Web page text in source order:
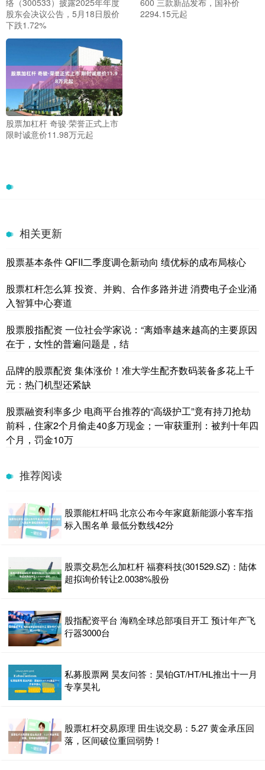
股东会决议公告，5月18日股价
下跌1.72%
2294.15元起
股票加杠杆 奇骏·荣誉正式上市
限时诚意价11.98万元起
相关更新
股票基本条件 QFII二季度调仓新动向 绩优标的成布局核心
股票杠杆怎么算 投资、并购、合作多路并进 消费电子企业涌
入智算中心赛道
股票股指配资 一位社会学家说：“离婚率越来越高的主要原因
在于，女性的普遍问题是，结
品牌的股票配资 集体涨价！准大学生配齐数码装备多花上千
元：热门机型还紧缺
股票融资利率多少 电商平台推荐的“高级护工”竟有持刀抢劫
前科，住家2个月偷走40多万现金；一审获重刑：被判十年四
个月，罚金10万
推荐阅读
股票能杠杆吗 北京公布今年家庭新能源小客车指
标入围名单 最低分数线42分
股票交易怎么加杠杆 福赛科技(301529.SZ)：陆体
超拟询价转让2.0038%股份
股指配资平台 海鸥全球总部项目开工 预计年产飞
行器3000台
私募股票网 昊友问答：昊铂GT/HT/HL推出十一月
专享昊礼
股票杠杆交易原理 田生说交易：5.27 黄金承压回
落，区间破位重回弱势！